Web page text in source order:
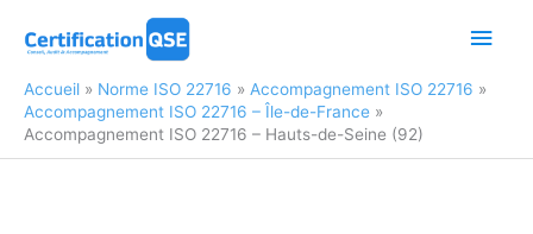
Accueil Norme ISO 22716
Accompagnement ISO 22716
Accompagnement ISO 22716 – Île-de-France
Accompagnement ISO 22716 – Hauts-de-Seine (92)